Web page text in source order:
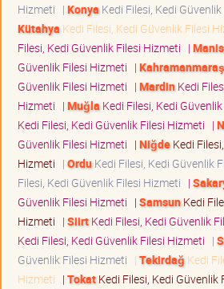
Hizmeti | Konya Kedi Filesi, Kedi
Kütahya Kedi Filesi, Kedi Güvenlik Filesi
Filesi, Kedi Güvenlik Filesi Hizmeti |
Güvenlik Filesi Hizmeti | Kahramanmaraş
Güvenlik Filesi Hizmeti | MardinKedi
Hizmeti | Muğla Kedi Filesi, Kedi
Kedi Filesi, Kedi Güvenlik Filesi Hizmeti |
Güvenlik Filesi Hizmeti | NiğdeKedi
Hizmeti | OrduKedi Filesi, Kedi Güvenlik
Filesi, Kedi Güvenlik Filesi Hizmeti |
Güvenlik Filesi Hizmeti | SamsunKedi
Hizmeti | SiirtKedi Filesi, Kedi Güvenlik
Kedi Filesi, Kedi Güvenlik Filesi Hizmeti |
Güvenlik Filesi Hizmeti | Tekirdağ Kedi
Hizmeti | TokatKedi Filesi, Kedi Güvenlik